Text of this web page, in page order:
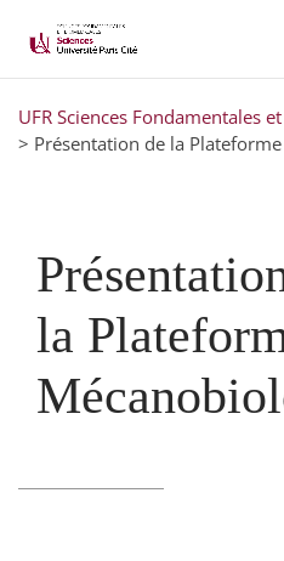
UFR Sciences Fondamentales
> Présentation de la
la